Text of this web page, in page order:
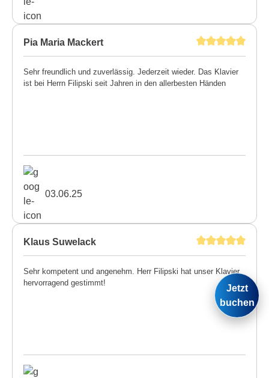
Pia Maria Mackert
Sehr freundlich und zuverlässig. Jederzeit wieder. Das Klavier
ist bei Herrn Filipski seit Jahren in den allerbesten Händen
03.06.25
Klaus Suwelack
Sehr kompetent und angenehm. Herr Filipski hat unser Klavier
hervorragend gestimmt!
Jetzt
buchen